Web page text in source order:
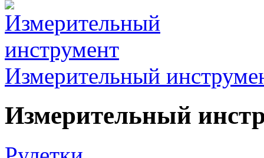
Измерительный
Измерительный